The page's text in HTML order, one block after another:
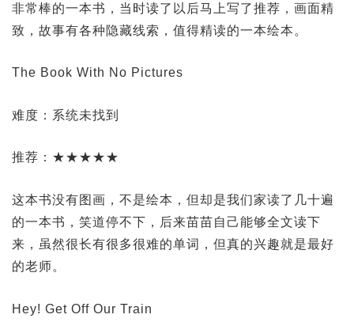
非常棒的一本书，当时读了以后马上写了推荐，画面精
致，故事有各种隐藏线索，值得精读的一本绘本。
The Book With No Pictures
难度：系统未找到
推荐：★★★★★
这本书没有图画，不是绘本，但却是我们家读了几十遍
的一本书，笑道停不下，后来苗苗自己能够全文读下
来，虽然很长有很多很难的单词，但真的兴趣就是最好
的老师。
Hey! Get Off Our Train